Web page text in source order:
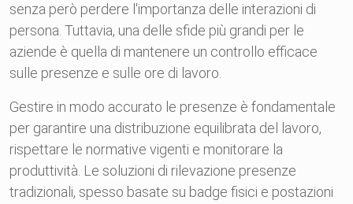
senza però perdere l'importanza delle interazioni di
persona. Tuttavia, una delle sfide più grandi per le
aziende è quella di mantenere un controllo efficace
sulle presenze e sulle ore di lavoro.
Gestire in modo accurato le presenze è fondamentale
per garantire una distribuzione equilibrata del lavoro,
rispettare le normative vigenti e monitorare la
produttività. Le soluzioni di rilevazione presenze
tradizionali, spesso basate su badge fisici e postazioni